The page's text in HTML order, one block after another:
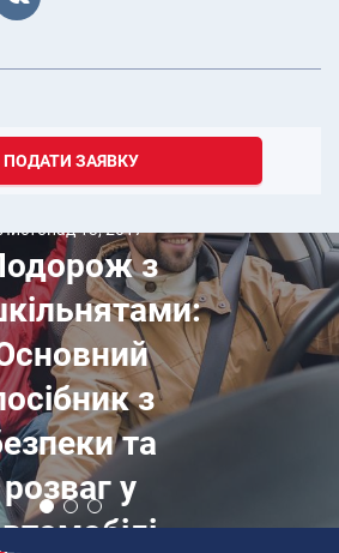
ПОДАТИ ЗАЯВКУ
13, 2017
з
з
та
розваг у